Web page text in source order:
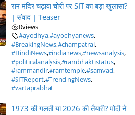
राम मंदिर चढ़ावा चोरी पर SIT का बड़ा खुलासा?
| संवाद | Teaser
0views
#ayodhya,#ayodhyanews,
#BreakingNews,#champatrai,
#HindiNews,#indianews,#newsanalysis,
#politicalanalysis,#rambhaktistatus,
#rammandir,#ramtemple,#samvad,
#SITReport,#TrendingNews,
#vartaprabhat
1973 की गलती या 2026 की तैयारी? मोदी ने